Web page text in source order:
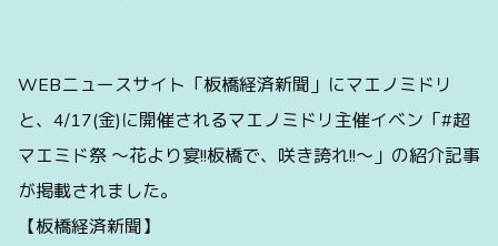
WEBニュースサイト「板橋経済新聞」にマエノミドリ
と、4/17(金)に開催されるマエノミドリ主催イベン「#超
マエミド祭 〜花より宴!!板橋で、咲き誇れ!!〜」の紹介記事
が掲載されました。
【板橋経済新聞】